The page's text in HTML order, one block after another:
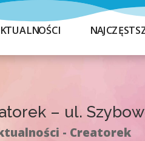
– ul.
- Creatorek